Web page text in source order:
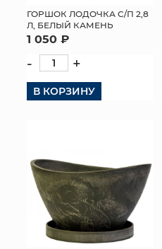
ГОРШОК ЛОДОЧКА С/П 2,8
Л, БЕЛЫЙ КАМЕНЬ
1 050 ₽
- +
В КОРЗИНУ